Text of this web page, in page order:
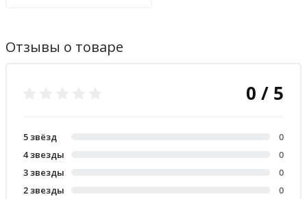
Отзывы о товаре
0 / 5
5 звёзд
0
4 звезды
0
3 звезды
0
2 звезды
0